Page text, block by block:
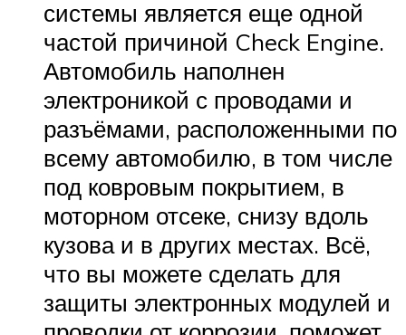
системы является еще одной
частой причиной Check Engine.
Автомобиль наполнен
электроникой с проводами и
разъёмами, расположенными по
всему автомобилю, в том числе
под ковровым покрытием, в
моторном отсеке, снизу вдоль
кузова и в других местах. Всё,
что вы можете сделать для
защиты электронных модулей и